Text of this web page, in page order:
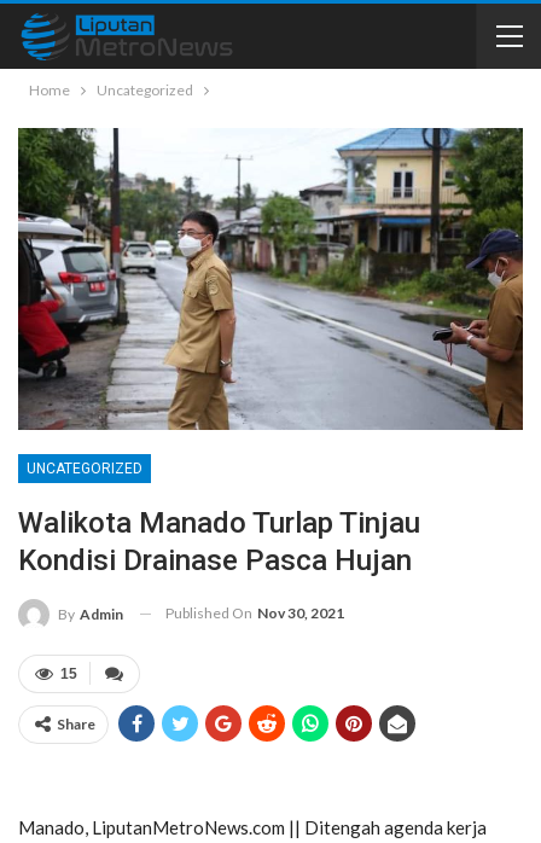
Home Uncategorized
UNCATEGORIZED
Walikota Manado Turlap Tinjau
Kondisi Drainase Pasca Hujan
By Admin Published On Nov 30, 2021
15
Share
Manado, LiputanMetroNews.com || Ditengah agenda kerja